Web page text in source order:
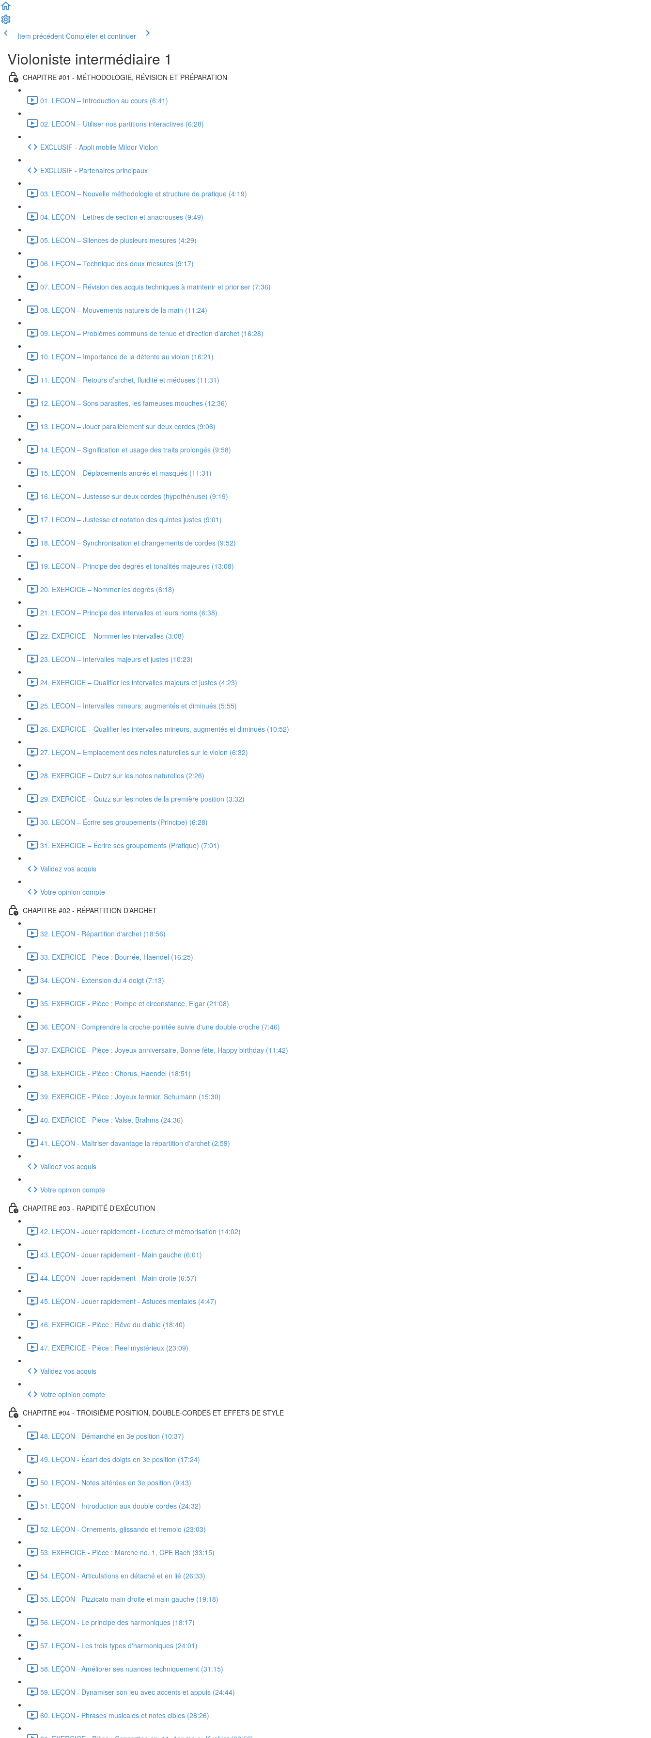
Item précédent Compléter et continuer
Violoniste intermédiaire 1
CHAPITRE #01 - MÉTHODOLOGIE, RÉVISION ET PRÉPARATION
01. LECON – Introduction au cours (6:41)
02. LECON – Utiliser nos partitions interactives (6:28)
EXCLUSIF - Appli mobile Mildor Violon
EXCLUSIF - Partenaires principaux
03. LECON – Nouvelle méthodologie et structure de pratique (4:19)
04. LEÇON – Lettres de section et anacrouses (9:49)
05. LECON – Silences de plusieurs mesures (4:29)
06. LEÇON – Technique des deux mesures (9:17)
07. LECON – Révision des acquis techniques à maintenir et prioriser (7:36)
08. LEÇON – Mouvements naturels de la main (11:24)
09. LEÇON – Problèmes communs de tenue et direction d’archet (16:28)
10. LEÇON – Importance de la détente au violon (16:21)
11. LEÇON – Retours d’archet, fluidité et méduses (11:31)
12. LEÇON – Sons parasites, les fameuses mouches (12:36)
13. LEÇON – Jouer parallèlement sur deux cordes (9:06)
14. LEÇON – Signification et usage des traits prolongés (9:58)
15. LEÇON – Déplacements ancrés et masqués (11:31)
16. LEÇON – Justesse sur deux cordes (hypothénuse) (9:19)
17. LECON – Justesse et notation des quintes justes (9:01)
18. LECON – Synchronisation et changements de cordes (9:52)
19. LECON – Principe des degrés et tonalités majeures (13:08)
20. EXERCICE – Nommer les degrés (6:18)
21. LECON – Principe des intervalles et leurs noms (6:38)
22. EXERCICE – Nommer les intervalles (3:08)
23. LECON – Intervalles majeurs et justes (10:23)
24. EXERCICE – Qualifier les intervalles majeurs et justes (4:23)
25. LECON – Intervalles mineurs, augmentés et diminués (5:55)
26. EXERCICE – Qualifier les intervalles mineurs, augmentés et diminués (10:52)
27. LEÇON – Emplacement des notes naturelles sur le violon (6:32)
28. EXERCICE – Quizz sur les notes naturelles (2:26)
29. EXERCICE – Quizz sur les notes de la première position (3:32)
30. LECON – Écrire ses groupements (Principe) (6:28)
31. EXERCICE – Écrire ses groupements (Pratique) (7:01)
Validez vos acquis
Votre opinion compte
CHAPITRE #02 - RÉPARTITION D’ARCHET
32. LEÇON - Répartition d'archet (18:56)
33. EXERCICE - Pièce : Bourrée, Haendel (16:25)
34. LEÇON - Extension du 4 doigt (7:13)
35. EXERCICE - Pièce : Pompe et circonstance, Elgar (21:08)
36. LEÇON - Comprendre la croche-pointée suivie d'une double-croche (7:46)
37. EXERCICE - Pièce : Joyeux anniversaire, Bonne fête, Happy birthday (11:42)
38. EXERCICE - Pièce : Chorus, Haendel (18:51)
39. EXERCICE - Pièce : Joyeux fermier, Schumann (15:30)
40. EXERCICE - Pièce : Valse, Brahms (24:36)
41. LEÇON - Maîtriser davantage la répartition d'archet (2:59)
Validez vos acquis
Votre opinion compte
CHAPITRE #03 - RAPIDITÉ D'EXÉCUTION
42. LEÇON - Jouer rapidement - Lecture et mémorisation (14:02)
43. LEÇON - Jouer rapidement - Main gauche (6:01)
44. LEÇON - Jouer rapidement - Main droite (6:57)
45. LEÇON - Jouer rapidement - Astuces mentales (4:47)
46. EXERCICE - Pièce : Rêve du diable (18:40)
47. EXERCICE - Pièce : Reel mystérieux (23:09)
Validez vos acquis
Votre opinion compte
CHAPITRE #04 - TROISIÈME POSITION, DOUBLE-CORDES ET EFFETS DE STYLE
48. LEÇON - Démanché en 3e position (10:37)
49. LEÇON - Écart des doigts en 3e position (17:24)
50. LEÇON - Notes altérées en 3e position (9:43)
51. LEÇON - Introduction aux double-cordes (24:32)
52. LEÇON - Ornements, glissando et tremolo (23:03)
53. EXERCICE - Pièce : Marche no. 1, CPE Bach (33:15)
54. LEÇON - Articulations en détaché et en lié (26:33)
55. LEÇON - Pizzicato main droite et main gauche (19:18)
56. LEÇON - Le principe des harmoniques (18:17)
57. LEÇON - Les trois types d'harmoniques (24:01)
58. LEÇON - Améliorer ses nuances techniquement (31:15)
59. LEÇON - Dynamiser son jeu avec accents et appuis (24:44)
60. LEÇON - Phrases musicales et notes cibles (28:26)